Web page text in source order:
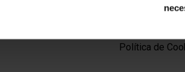
Política de